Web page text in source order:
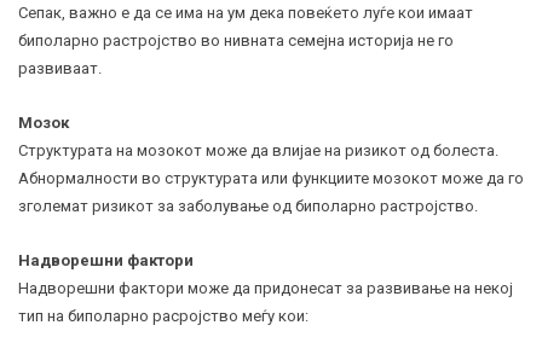
Сепак, важно е да се има на ум дека повеќето луѓе кои имаат
биполарно растројство во нивната семејна историја не го
развиваат.
Мозок
Структурата на мозокот може да влијае на ризикот од болеста.
Абнормалности во структурата или функциите мозокот може да го
зголемат ризикот за заболување од биполарно растројство.
Надворешни фактори
Надворешни фактори може да придонесат за развивање на некој
тип на биполарно расројство меѓу кои: